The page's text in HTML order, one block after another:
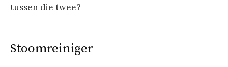
tussen die twee?
Stoomreiniger